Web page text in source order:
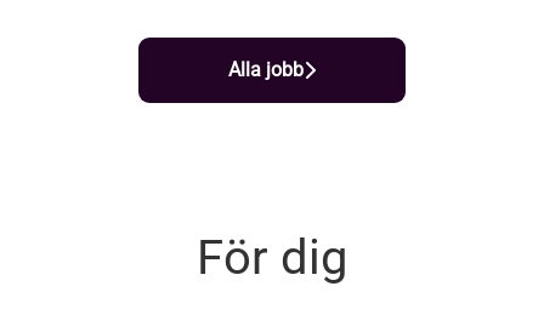
Alla jobb
För dig
Bli vår Spotter - rekommendera